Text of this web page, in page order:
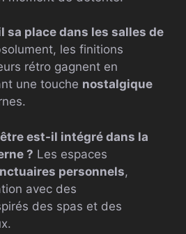
sa place dans les salles de
les finitions
rétro gagnent en
une touche nostalgique
est-il intégré dans la
? Les espaces
personnels,
avec des
des spas et des